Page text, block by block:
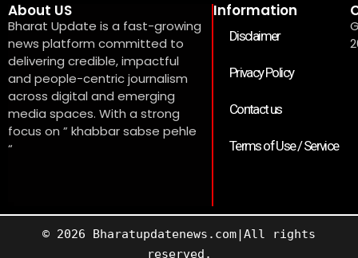
About US
Bharat Update is a fast-growing
news platform committed to
delivering credible, impactful
and people-centric journalism
across digital and emerging
media spaces. With a strong
focus on ” khabbar sabse pehle
“
Information
Disclaimer
Privacy Policy
Contact us
Terms of Use / Service
© 2026 Bharatupdatenews.com|All rights
reserved.